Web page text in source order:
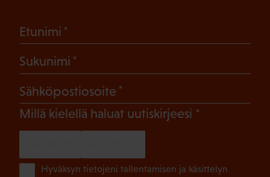
Etunimi
Sukunimi
Sähköpostiosoite
Millä kielellä haluat uutiskirjeesi (Pakollinen)
Hyväksyn tietojeni tallentamisen ja käsittelyn